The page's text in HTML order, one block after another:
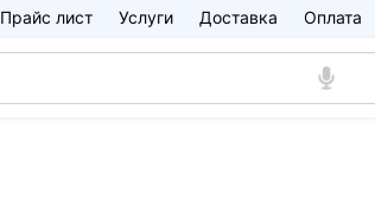
Прайс лист Услуги Доставка Оплата